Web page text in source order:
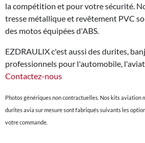
la compétition et pour votre sécurité.
tresse métallique et revêtement PVC
des motos équipées d'ABS.
EZDRAULIX c'est aussi des durites,
professionnels pour l'automobile,
Contactez-nous
Photos génériques non contractuelles. Nos kits aviation
durites avia sur mesure sont fabriqués suivants les
votre commande.